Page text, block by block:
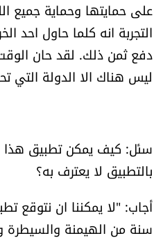
على حمايتها وحماية جميع
التجربة انه كلما حاول احد
دفع ثمن ذلك. لقد حان
ليس هناك الا الدولة التي
سئل: كيف يمكن تطبيق هذا
بالتطبيق لا يعترف به؟
سنة من الهيمنة والسيطرة